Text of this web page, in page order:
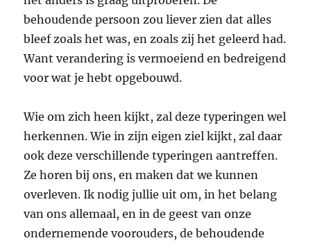
behoudende persoon zou liever zien dat alles
bleef zoals het was, en zoals zij het geleerd had.
Want verandering is vermoeiend en bedreigend
voor wat je hebt opgebouwd.
Wie om zich heen kijkt, zal deze typeringen wel
herkennen. Wie in zijn eigen ziel kijkt, zal daar
ook deze verschillende typeringen aantreffen.
Ze horen bij ons, en maken dat we kunnen
overleven. Ik nodig jullie uit om, in het belang
van ons allemaal, en in de geest van onze
ondernemende voorouders, de behoudende